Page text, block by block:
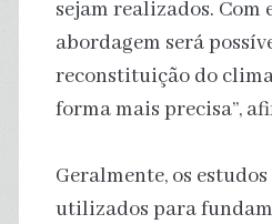
sejam realizados. Com
abordagem será
reconstituição do
forma mais precisa”,
Geralmente, os
utilizados para